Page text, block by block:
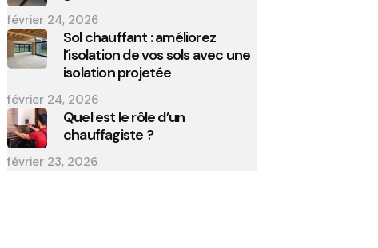
février 24, 2026
Sol chauffant : améliorez
l’isolation de vos sols avec une
isolation projetée
février 24, 2026
Quel est le rôle d’un
chauffagiste ?
février 23, 2026